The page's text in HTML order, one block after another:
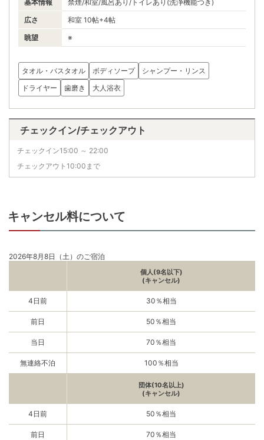
基本情報
禁煙/和室/風呂あり/トイレあり(洗浄機能つき)
広さ
和室 10帖+4帖
眺望
※
タオル・バスタオル ボディソープ
シャンプー・リンス
ドライヤー
歯磨き 大人浴衣
チェックイン/チェックアウト
チェックイン15:00 ～ 22:00
チェックアウト10:00まで
キャンセル料について
2026年8月8日（土）のご宿泊
個人(9名以下)
(キャンセル)
4日前 30％相当
前日 50％相当
当日 70％相当
無連絡不泊 100％相当
団体(10名以上)
(キャンセル)
4日前 50％相当
前日 70％相当